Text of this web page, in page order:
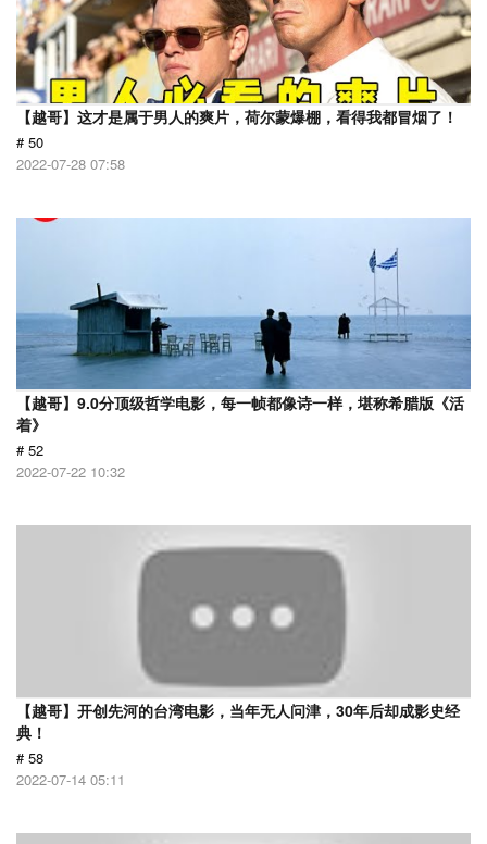
【越哥】这才是属于男人的爽片，荷尔蒙爆棚，看得我都冒烟了！
# 50
2022-07-28 07:58
【越哥】9.0分顶级哲学电影，每一帧都像诗一样，堪称希腊版《活
着》
# 52
2022-07-22 10:32
【越哥】开创先河的台湾电影，当年无人问津，30年后却成影史经
典！
# 58
2022-07-14 05:11